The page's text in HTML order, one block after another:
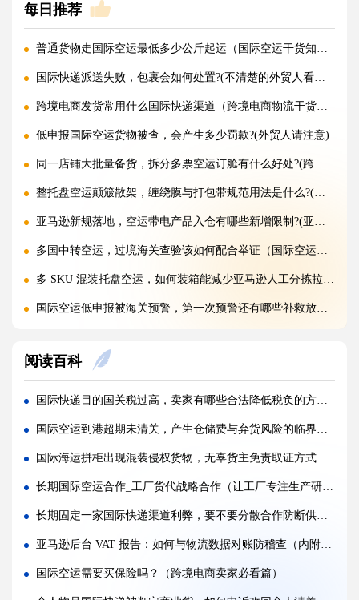
每日推荐
普通货物走国际空运最低多少公斤起运（国际空运干货知识分享）
国际快递派送失败，包裹会如何处置?(不清楚的外贸人看过来)
跨境电商发货常用什么国际快递渠道（跨境电商物流干货知识分享）
低申报国际空运货物被查，会产生多少罚款?(外贸人请注意)
同一店铺大批量备货，拆分多票空运订舱有什么好处?(跨境电商卖家必看篇)
整托盘空运颠簸散架，缠绕膜与打包带规范用法是什么?(国际空运干货知识分享)
亚马逊新规落地，空运带电产品入仓有哪些新增限制?(亚马逊卖家请注意)
多国中转空运，过境海关查验该如何配合举证（国际空运干货知识分享）
多 SKU 混装托盘空运，如何装箱能减少亚马逊人工分拣拉长上架时长?(国际空运干货知识分享)
国际空运低申报被海关预警，第一次预警还有哪些补救放行办法(外贸人请注意)
亚马逊入仓排队，空派如何缩短上架等待时间?(亚马逊卖家必看篇)
跨境电商 FBA 空运，自主 VAT 清关和集体包税清关分别适配什么场景（亚马逊卖家请注意）
凌晨落地的红眼航班空运，末端机场分拣会额外拉长多久派送时效?(不清楚的外贸人看过来)
国际空运附加费有哪些（燃油、安检、操作费一览）
国际空运运价经常波动（影响空运价格的核心因素）
深圳盐田、蛇口、南沙港口海运出货，码头操作流程有何差异?(国际海运干货知识分享)
超长超宽货物走海运，提前需要向船公司申请哪些特殊许可?(不清楚的外贸人看过来)
受潮货物海运集装箱如何防潮，哪些防潮方案性价比最高?(国际海运干货知识分享)
海运货物查验后，多久可以完成放行，货代可以加速处理吗?(国际海运干货知识分享)
阅读百科
国际快递目的国关税过高，卖家有哪些合法降低税负的方式（国际快递干货知识分享）
国际空运到港超期未清关，产生仓储费与弃货风险的临界点（跨境电商卖家请注意）
国际海运拼柜出现混装侵权货物，无辜货主免责取证方式有哪些（不清楚的外贸人看过来）
长期国际空运合作_工厂货代战略合作（让工厂专注生产研发，无物流后顾之忧）
长期固定一家国际快递渠道利弊，要不要分散合作防断供（国际快递干货知识分享）
亚马逊后台 VAT 报告：如何与物流数据对账防稽查（内附避坑关键提醒）
国际空运需要买保险吗？（跨境电商卖家必看篇）